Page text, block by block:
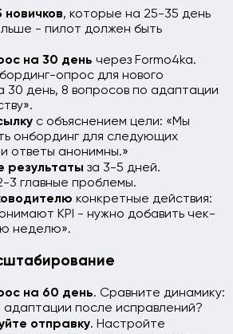
, которые на 25-35 день
- пилот должен быть
на 30 день через Formo4ka.
опрос для нового
30 день, 8 вопросов по адаптации
с объяснением цели: «Мы
онбординг для следующих
ответы анонимны.»
результаты за 3-5 дней.
3 главные проблемы.
конкретные действия:
KPI - нужно добавить чек-
неделю».
на 60 день. Сравните динамику:
адаптации после исправлений?
отправку. Настройте